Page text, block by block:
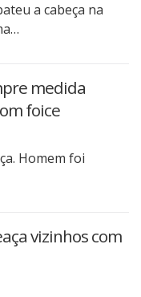
a cabeça na
medida
foice
Homem foi
vizinhos com